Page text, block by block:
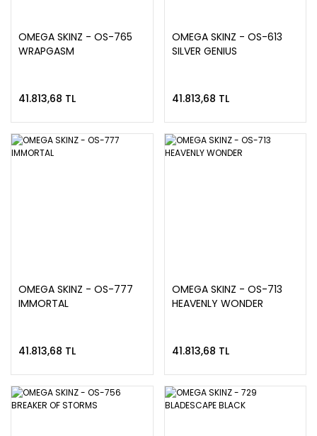
OMEGA SKINZ - OS-765
WRAPGASM
41.813,68 TL
OMEGA SKINZ - OS-613
SILVER GENIUS
41.813,68 TL
OMEGA SKINZ - OS-777
IMMORTAL
41.813,68 TL
OMEGA SKINZ - OS-713
HEAVENLY WONDER
41.813,68 TL